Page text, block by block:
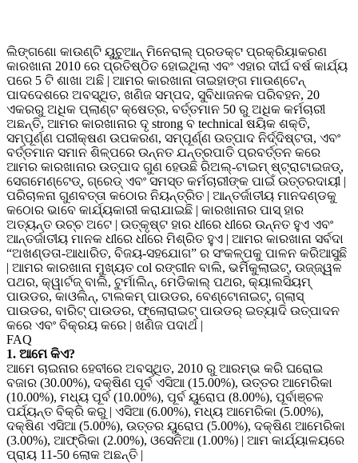
ଲିଙ୍ଗଶୋ କାଉଣ୍ଟି ୟୁଚୁଆନ୍ ମିନେରାଲ୍ ପ୍ରଡକ୍ଟ ପ୍ରକ୍ରିୟାକରଣ
କାରଖାନା 2010 ରେ ପ୍ରତିଷ୍ଠିତ ହୋଇଥିଲା ଏବଂ ଏହାର ଦୀର୍ଘ ବର୍ଷ କାର୍ଯ୍ୟ
ପରେ 5 ଟି ଶାଖା ଅଛି | ଆମର କାରଖାନା ତାଇହାଙ୍ଗ ମାଉଣ୍ଟେନ୍
ପାଦଦେଶରେ ଅବସ୍ଥିତ, ଖଣିଜ ସମ୍ପଦ, ସୁବିଧାଜନକ ପରିବହନ, 20
ଏକରରୁ ଅଧିକ ପ୍ଲାଣ୍ଟ କ୍ଷେତ୍ର, ବର୍ତ୍ତମାନ 50 ରୁ ଅଧିକ କର୍ମଚାରୀ
ଅଛନ୍ତି, ଆମର କାରଖାନାର ଦୃ strong ବ technical ଷୟିକ ଶକ୍ତି,
ସମ୍ପୂର୍ଣ୍ଣ ପରୀକ୍ଷଣ ଉପକରଣ, ସମ୍ପୂର୍ଣ୍ଣ ଉତ୍ପାଦ ନିର୍ଦ୍ଦିଷ୍ଟତା, ଏବଂ
ବର୍ତ୍ତମାନ ସମାନ ଶିଳ୍ପରେ ଉନ୍ନତ ଯନ୍ତ୍ରପାତି ପ୍ରବର୍ତ୍ତନ କରେ
ଆମର କାରଖାନାର ଉତ୍ପାଦ ଗୁଣ ହେଉଛି ରିଅଲ୍-ଟାଇମ୍ ଷ୍ଟ୍ରାଟାଇଜଡ୍,
ସେଗମେଣ୍ଟେଡ୍, ଗ୍ରେଡ୍ ଏବଂ ସମସ୍ତ କର୍ମଚାରୀଙ୍କ ପାଇଁ ଉତ୍ତରଦାୟୀ |
ପରିଚାଳନା ଗୁଣବତ୍ତା କଠୋର ନିୟନ୍ତ୍ରିତ | ଆନ୍ତର୍ଜାତୀୟ ମାନଦଣ୍ଡକୁ
କଠୋର ଭାବେ କାର୍ଯ୍ୟକାରୀ କରାଯାଇଛି | କାରଖାନାର ପାସ୍ ହାର
ଅତ୍ୟନ୍ତ ଉଚ୍ଚ ଅଟେ | ଉତ୍କୃଷ୍ଟ ହାର ଧୀରେ ଧୀରେ ଉନ୍ନତ ହୁଏ ଏବଂ
ଆନ୍ତର୍ଜାତୀୟ ମାନକ ଧୀରେ ଧୀରେ ମିଶ୍ରିତ ହୁଏ | ଆମର କାରଖାନା ସର୍ବଦା
“ଅଖଣ୍ଡତା-ଆଧାରିତ, ବିଜୟ-ସହଯୋଗ” ର ସଂକଳ୍ପକୁ ପାଳନ କରିଆସୁଛି
| ଆମର କାରଖାନା ମୁଖ୍ୟତ col ରଙ୍ଗୀନ ବାଲି, ଭର୍ମିକୁଲାଇଟ୍, ଉଜ୍ଜ୍ୱଳ
ପଥର, କ୍ୱାର୍ଟଜ୍ ବାଲି, ଟୁର୍ମାଲିନ୍, ମେଡିକାଲ୍ ପଥର, କ୍ୟାଲସିୟମ୍
ପାଉଡର, କାଓଲିନ୍, ଟାଲକମ୍ ପାଉଡର, ବେଣ୍ଟୋନାଇଟ୍, ଗ୍ଲାସ୍
ପାଉଡର, ବାରିଟ୍ ପାଉଡର, ଫ୍ଲୋରାଇଟ୍ ପାଉଡର୍ ଇତ୍ୟାଦି ଉତ୍ପାଦନ
କରେ ଏବଂ ବିକ୍ରୟ କରେ | ଖଣିଜ ପଦାର୍ଥ |
FAQ
1. ଆମେ କିଏ?
ଆମେ ଚାଇନାର ହେବୀରେ ଅବସ୍ଥିତ, 2010 ରୁ ଆରମ୍ଭ କରି ଘରୋଇ
ବଜାର (30.00%), ଦକ୍ଷିଣ ପୂର୍ବ ଏସିଆ (15.00%), ଉତ୍ତର ଆମେରିକା
(10.00%), ମଧ୍ୟ ପୂର୍ବ (10.00%), ପୂର୍ବ ୟୁରୋପ (8.00%), ପୂର୍ବାଞ୍ଚଳ
ପର୍ଯ୍ୟନ୍ତ ବିକ୍ରି କରୁ | ଏସିଆ (6.00%), ମଧ୍ୟ ଆମେରିକା (5.00%),
ଦକ୍ଷିଣ ଏସିଆ (5.00%), ଉତ୍ତର ୟୁରୋପ (5.00%), ଦକ୍ଷିଣ ଆମେରିକା
(3.00%), ଆଫ୍ରିକା (2.00%), ଓସେନିଆ (1.00%) | ଆମ କାର୍ଯ୍ୟାଳୟରେ
ପ୍ରାୟ 11-50 ଲୋକ ଅଛନ୍ତି |